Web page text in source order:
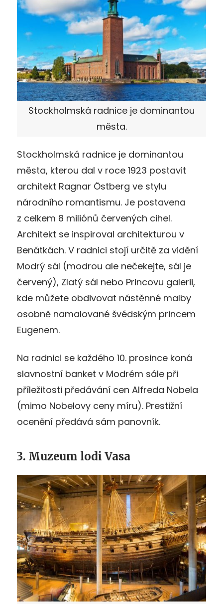
Stockholmská radnice je dominantou
města.
Stockholmská radnice je dominantou
města, kterou dal v roce 1923 postavit
architekt Ragnar Östberg ve stylu
národního romantismu. Je postavena
z celkem 8 miliónů červených cihel.
Architekt se inspiroval architekturou v
Benátkách. V radnici stojí určitě za vidění
Modrý sál (modrou ale nečekejte, sál je
červený), Zlatý sál nebo Princovu galerii,
kde můžete obdivovat nástěnné malby
osobně namalované švédským princem
Eugenem.
Na radnici se každého 10. prosince koná
slavnostní banket v Modrém sále při
příležitosti předávání cen Alfreda Nobela
(mimo Nobelovy ceny míru). Prestižní
ocenění předává sám panovník.
3. Muzeum lodi Vasa